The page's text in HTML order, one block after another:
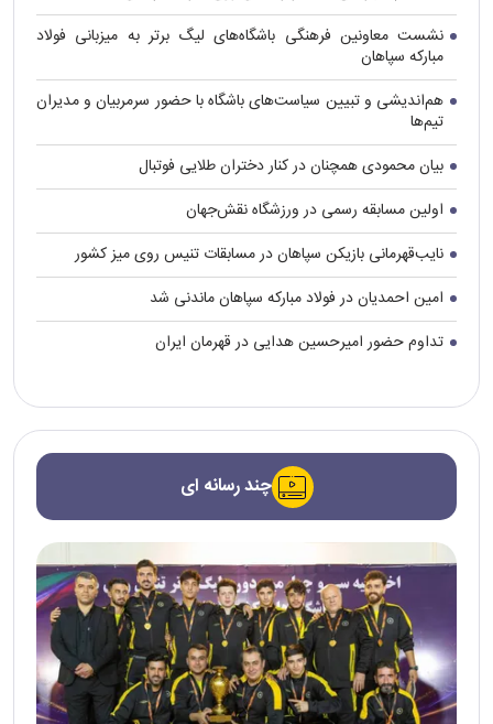
نشست معاونین فرهنگی باشگاه‌های لیگ برتر به میزبانی فولاد
مبارکه سپاهان
هم‌اندیشی و تبیین سیاست‌های باشگاه با حضور سرمربیان و مدیران
تیم‌ها
بیان محمودی همچنان در کنار دختران طلایی فوتبال
اولین مسابقه رسمی در ورزشگاه نقش‌جهان
نایب‌قهرمانی بازیکن سپاهان در مسابقات تنیس روی میز کشور
امین احمدیان در فولاد مبارکه سپاهان ماندنی شد
تداوم حضور امیرحسین هدایی در قهرمان ایران
چند رسانه ای